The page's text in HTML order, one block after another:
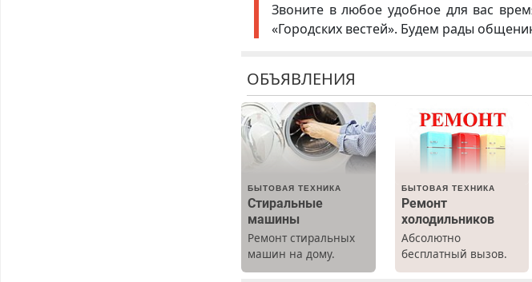
Звоните в любое удобное для вас
«Городских вестей». Будем рады
ОБЪЯВЛЕНИЯ
БЫТОВАЯ ТЕХНИКА
Стиральные
машины
Ремонт стиральных
машин на дому.
Выезд и диагностика
БЫТОВАЯ ТЕХНИКА
Ремонт
холодильников
Абсолютно
бесплатный вызов.
Ремонт